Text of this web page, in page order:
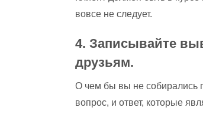
вовсе не следует.
4. Записывайте
друзьям.
О чем бы вы не собирались
вопрос, и ответ, которые